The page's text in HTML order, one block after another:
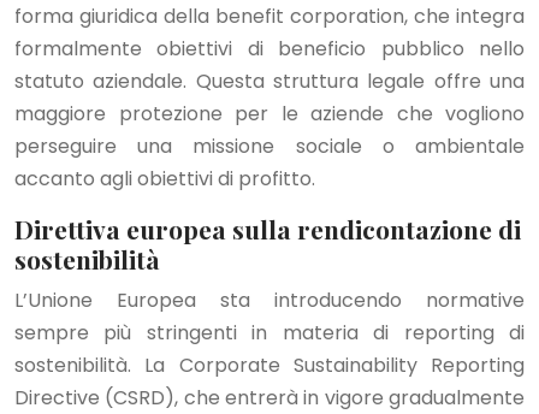
forma giuridica della benefit corporation, che integra
formalmente obiettivi di beneficio pubblico nello
statuto aziendale. Questa struttura legale offre una
maggiore protezione per le aziende che vogliono
perseguire una missione sociale o ambientale
accanto agli obiettivi di profitto.
Direttiva europea sulla rendicontazione di
sostenibilità
L’Unione Europea sta introducendo normative
sempre più stringenti in materia di reporting di
sostenibilità. La Corporate Sustainability Reporting
Directive (CSRD), che entrerà in vigore gradualmente